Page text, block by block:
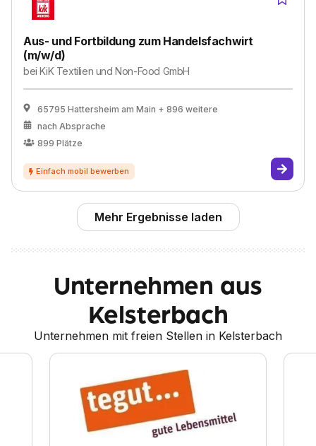
Aus- und Fortbildung zum Handelsfachwirt
(m/w/d)
beiKiK Textilien und Non-Food GmbH
65795 Hattersheim am Main + 896 weitere
nach Absprache
899 Plätze
Mehr Ergebnisse laden
Unternehmen aus
Kelsterbach
Unternehmen mit freien Stellen in Kelsterbach